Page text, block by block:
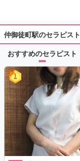
仲御徒町駅のセラピスト
おすすめのセラピスト